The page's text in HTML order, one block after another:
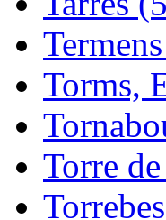
Torms,
Torre